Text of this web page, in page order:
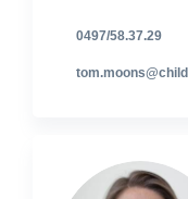
0497/58.37.29